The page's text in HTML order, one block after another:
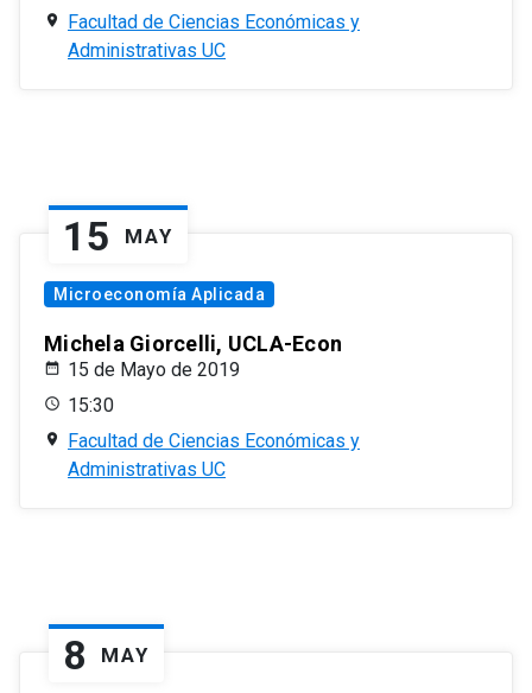
Facultad de Ciencias Económicas y
Administrativas UC
15 MAY
Microeconomía Aplicada
Michela Giorcelli, UCLA-Econ
15 de Mayo de 2019
15:30
Facultad de Ciencias Económicas y
Administrativas UC
8 MAY